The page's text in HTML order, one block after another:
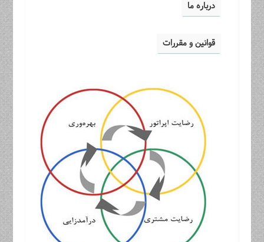
درباره ما
قوانین و مقررات